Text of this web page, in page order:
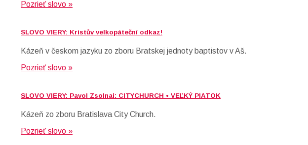
Pozrieť slovo »
SLOVO VIERY: Kristův velkopáteční odkaz!
Kázeň v českom jazyku zo zboru Bratskej jednoty baptistov v Aš.
Pozrieť slovo »
SLOVO VIERY: Pavol Zsolnai: CITYCHURCH • VEĽKÝ PIATOK
Kázeň zo zboru Bratislava City Church.
Pozrieť slovo »